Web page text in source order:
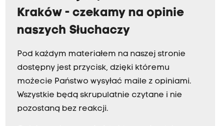
Kraków - czekamy na opinie
naszych Słuchaczy
Pod każdym materiałem na naszej stronie
dostępny jest przycisk, dzięki któremu
możecie Państwo wysyłać maile z opiniami.
Wszystkie będą skrupulatnie czytane i nie
pozostaną bez reakcji.